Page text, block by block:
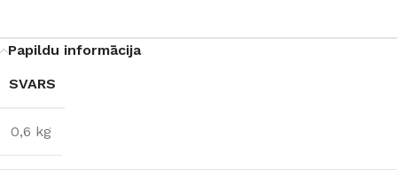
Papildu informācija
SVARS
0,6 kg